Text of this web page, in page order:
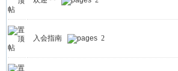
入会指南 2